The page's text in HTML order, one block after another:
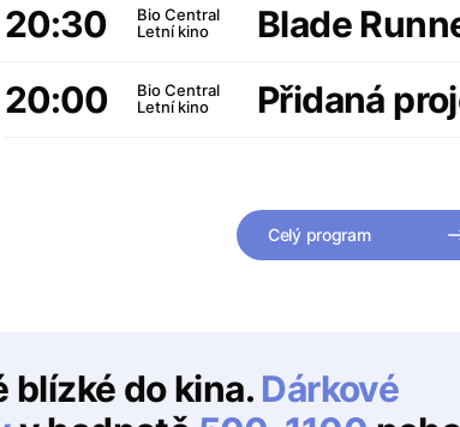
20:30
Bio Central
Letní kino
Blade
20:00
Bio Central
Letní kino
Přidaná
Celý program
blízké do kina. Dárkové